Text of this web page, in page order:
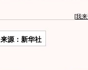
[我
来源：新华社